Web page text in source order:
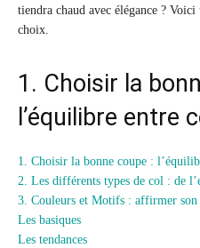
tiendra chaud avec élégance ?
choix.
1. Choisir la
l’équilibre entre
1. Choisir la bonne coupe :
2. Les différents types de col : de
3. Couleurs et Motifs : affirmer son
Les basiques
Les tendances